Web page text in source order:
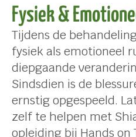
Fysiek &
Tijdens de
fysiek als emotioneel
diepgaande
Sindsdien is de
ernstig opgespeeld.
zelf te helpen met
opleiding bij Hands